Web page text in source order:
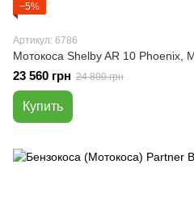
−5%
Артикул: 6786
Мотокоса Shelby AR 10 Phoenix,
23 560 грн 24 800 грн
Купить